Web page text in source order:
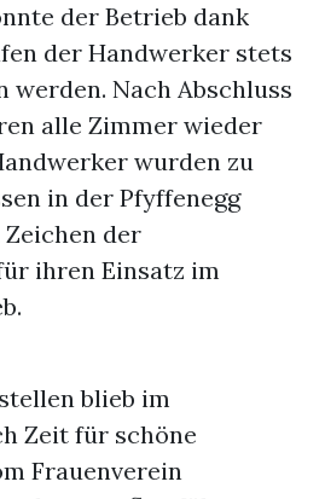
der Betrieb dank
der Handwerker stets
Nach Abschluss
alle Zimmer wieder
wurden zu
in der Pfyffenegg
Zeichen der
ihren Einsatz im
blieb im
Zeit für schöne
Frauenverein